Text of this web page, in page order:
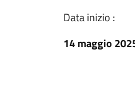
Data inizio :
14 maggio